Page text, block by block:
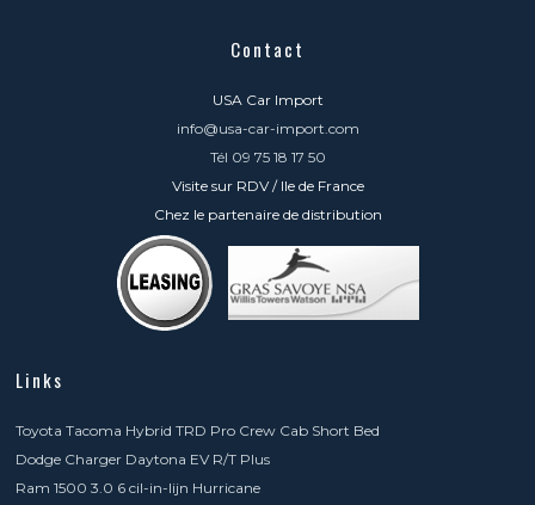
Contact
USA Car Import
info@usa-car-import.com
Tél 09 75 18 17 50
Visite sur RDV / Ile de France
Chez le partenaire de distribution
Links
Toyota Tacoma Hybrid TRD Pro Crew Cab Short Bed
Dodge Charger Daytona EV R/T Plus
Ram 1500 3.0 6 cil-in-lijn Hurricane